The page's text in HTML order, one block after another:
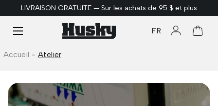
ALLER AU CONTENU
LIVRAISON GRATUITE — Sur les achats de 95 $ et plus
FR Se Panier
Menu
Accueil - Atelier